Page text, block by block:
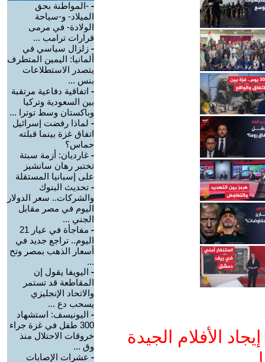
الأفلام الجيدة
- -المواطنة بحق
الميلاد- و-سياحة
الولادة- في مرمى
قرارات ترامب ...
- زلزال سياسي في
ألمانيا: اليمين المتطرف
يتصدر الاستطلاعات
بنس ...
- اتفاقية دفاعية مرتقبة
بين السعودية وتركيا
وباكستان وسط توترا ...
- لماذا رفضت إسرائيل
اتفاق غزة بينما قبلته
حماس؟
- غارديان: أزمة سبتة
تختبر رهان سانشيز
على إسبانيا المستقلة
- تحديث البنوك
والشركات.. سعر الدولار
اليوم في مصر مقابل
الجني ...
-
مفاجأة في عيار 21
اليوم.. تراجع جديد في
أسعار الذهب بمصر وتح
...
- اليويفا يقول إن
المقاطعة قد تستمر
والاتحاد الإنجليزي
يسحب دع ...
- اليونيسف: استشهاد
300 طفل في غزة جراء
خروقات الاحتلال منذ
وق ...
- عشرات الإصابات